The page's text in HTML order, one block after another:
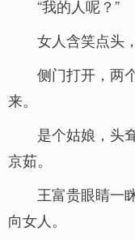
“我的人呢？”
女人含笑点头
侧门打开，两
来。
是个姑娘，头
京茹。
王富贵眼睛一
向女人。